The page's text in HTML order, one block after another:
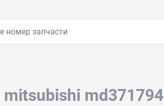
mitsubishi md371794